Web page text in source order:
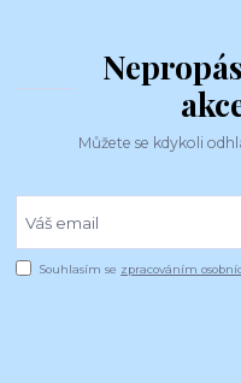
Můžete se kdykoli
Souhlasím se zpracováním